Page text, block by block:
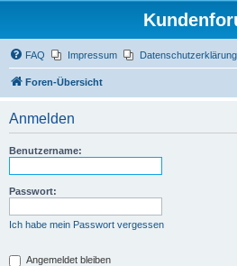
FAQ Impressum Datenschutzerklärung
Foren-Übersicht
Anmelden
Benutzername:
Passwort:
Ich habe mein Passwort vergessen
Angemeldet bleiben